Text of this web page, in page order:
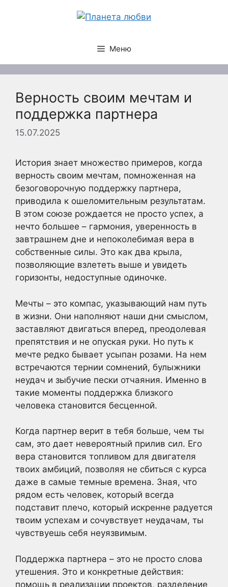
Меню
Верность своим мечтам и
поддержка партнера
15.07.2025
История знает множество примеров, когда
верность своим мечтам, помноженная на
безоговорочную поддержку партнера,
приводила к ошеломительным результатам.
В этом союзе рождается не просто успех, а
нечто большее – гармония, уверенность в
завтрашнем дне и непоколебимая вера в
собственные силы. Это как два крыла,
позволяющие взлететь выше и увидеть
горизонты, недоступные одиночке.
Мечты – это компас, указывающий нам путь
в жизни. Они наполняют наши дни смыслом,
заставляют двигаться вперед, преодолевая
препятствия и не опуская руки. Но путь к
мечте редко бывает усыпан розами. На нем
встречаются тернии сомнений, булыжники
неудач и зыбучие пески отчаяния. Именно в
такие моменты поддержка близкого
человека становится бесценной.
Когда партнер верит в тебя больше, чем ты
сам, это дает невероятный прилив сил. Его
вера становится топливом для двигателя
твоих амбиций, позволяя не сбиться с курса
даже в самые темные времена. Зная, что
рядом есть человек, который всегда
подставит плечо, который искренне радуется
твоим успехам и сочувствует неудачам, ты
чувствуешь себя неуязвимым.
Поддержка партнера – это не просто слова
утешения. Это и конкретные действия:
помощь в реализации проектов, разделение